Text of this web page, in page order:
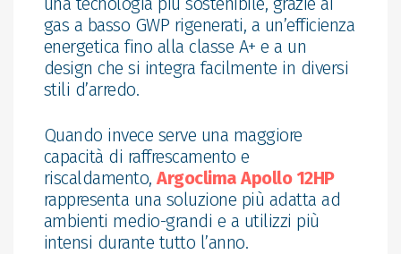
gas a basso GWP rigenerati, a un’efficienza
energetica fino alla classe A+ e a un
design che si integra facilmente in diversi
stili d’arredo.
Quando invece serve una maggiore
capacità di raffrescamento e
riscaldamento,Argoclima Apollo 12HP
rappresenta una soluzione più adatta ad
ambienti medio-grandi e a utilizzi più
intensi durante tutto l’anno.